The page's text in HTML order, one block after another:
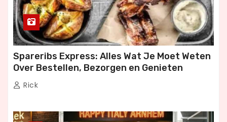
Spareribs Express: Alles Wat Je Moet Weten
Over Bestellen, Bezorgen en Genieten
Rick